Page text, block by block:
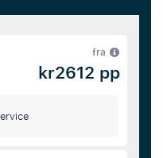
fra
kr2612 pp